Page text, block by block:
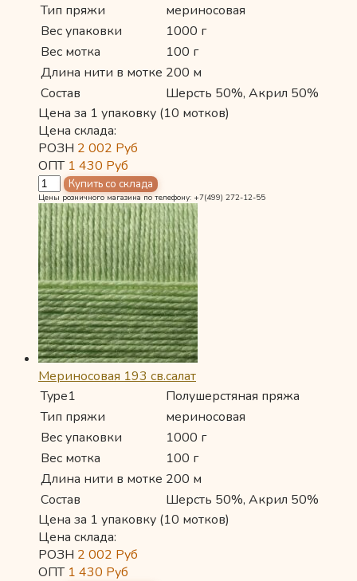
Тип пряжи
мериносовая
Вес упаковки
1000 г
Вес мотка
100 г
Длина нити в мотке 200 м
Состав
Шерсть 50%, Акрил 50%
Цена за 1 упаковку (10 мотков)
Цена склада:
РОЗН 2 002 Руб
ОПТ 1 430 Руб
Цены розничного магазина по телефону: +7(499) 272-12-55
Мериносовая 193 св.салат
Type1
Полушерстяная пряжа
Тип пряжи
мериносовая
Вес упаковки
1000 г
Вес мотка
100 г
Длина нити в мотке 200 м
Состав
Шерсть 50%, Акрил 50%
Цена за 1 упаковку (10 мотков)
Цена склада:
РОЗН 2 002 Руб
ОПТ 1 430 Руб